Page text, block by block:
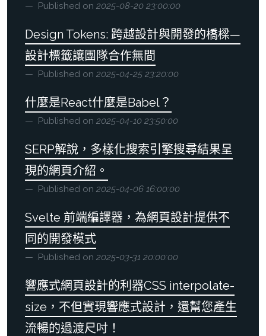
Published on 2025-08-20 23:00:00
Design Tokens: 跨越設計與開發的橋樑—
設計標籤讓團隊合作無間
Published on 2025-04-25 23:20:00
什麼是React什麼是Babel？
Published on 2025-04-10 23:50:00
SERP解說，多樣化搜索引擎搜尋結果呈
現的網頁介紹。
Published on 2025-04-06 16:00:00
Svelte 前端編譯器，為網頁設計提供不
同的開發模式
Published on 2025-03-31 20:00:00
響應式網頁設計的利器CSS interpolate-
size，不但實現響應式設計，還幫您產生
流暢的過渡尺吋！